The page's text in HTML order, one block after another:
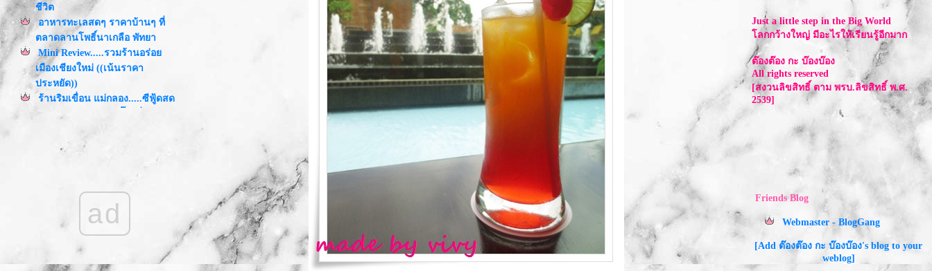
ชีวิต
อาหารทะเลสดๆ ราคาบ้านๆ ที่
ตลาดลานโพธิ์นาเกลือ พัทยา
Mini Review.....รวมร้านอร่อ
เมืองเชียงใหม่ ((เน้นราคา
ประหยัด))
ร้านริมเขื่อน แม่กลอง.....ซีฟู้ดสด
น่ารักอย่างเดียวมันยังไม่
~MiNi รีวิว~ 2 ร้านดังเมืองพัทยา
อร่อย 24 ชม. ที่่่โชคดีติมซำ
อร่อยชิลๆ บ้านๆ ในห้องอาหาร
รงแรม...@ Square One Dusit
ร้านอร่อยรสแซ่บใน
สวนจตุจักร....ที่ครัวดินเผา
ad
Just a little step in the Big World
ลกกว้างใหญ่ มีอะไรให้เรียนรู้อีกมาก
ต๊องต๊อง กะ บ๊องบ๊อง
All rights reserved
[สงวนลิขสิทธิ์ ตาม พรบ.ลิขสิทธิ์ พ.ศ.
2539]
Friends Blog
Webmaster - BlogGang
[Add ต๊องต๊อง กะ บ๊องบ๊อง's blog to your
weblog]